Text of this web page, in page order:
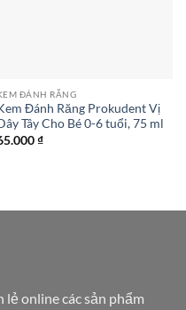
ĐÁNH RĂNG
Đánh Răng Prokudent Vị
Tây Cho Bé 0-6 tuổi, 75 ml
₫
lẻ online các sản phẩm